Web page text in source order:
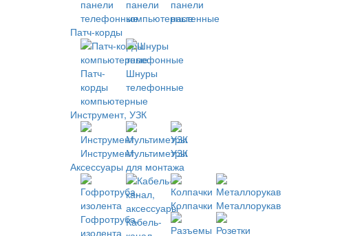
панели
телефонные
панели
компьютерные
панели
настенные
Патч-корды
Патч-
корды
компьютерные
Шнуры
телефонные
Инструмент, УЗК
ИнструментМультиметры
УЗК
Аксессуары для монтажа
Гофротруба,
изолента
Кабель-
Колпачки Металлорукав